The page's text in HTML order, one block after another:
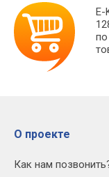
DisplayPort, Wi-Fi 7, без
microSD, FaceID, NFC,
Dolby Atmos, защита
нет 3.5 мм, зарядка:
беспроводная, fast
3988 мАч, 206 г, без ЗУ
E-
О проекте
Как нам